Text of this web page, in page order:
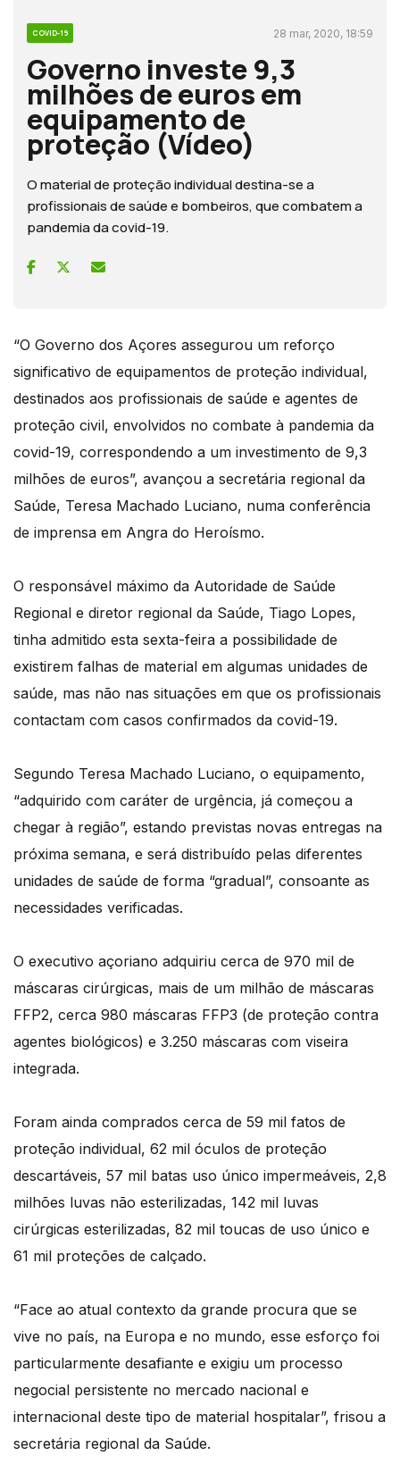
COVID-19 28 mar, 2020, 18:59
Governo investe 9,3
milhões de euros em
equipamento de
proteção (Vídeo)
O material de proteção individual destina-se a
profissionais de saúde e bombeiros, que combatem a
pandemia da covid-19.
“O Governo dos Açores assegurou um reforço
significativo de equipamentos de proteção individual,
destinados aos profissionais de saúde e agentes de
proteção civil, envolvidos no combate à pandemia da
covid-19, correspondendo a um investimento de 9,3
milhões de euros”, avançou a secretária regional da
Saúde, Teresa Machado Luciano, numa conferência
de imprensa em Angra do Heroísmo.
O responsável máximo da Autoridade de Saúde
Regional e diretor regional da Saúde, Tiago Lopes,
tinha admitido esta sexta-feira a possibilidade de
existirem falhas de material em algumas unidades de
saúde, mas não nas situações em que os profissionais
contactam com casos confirmados da covid-19.
Segundo Teresa Machado Luciano, o equipamento,
“adquirido com caráter de urgência, já começou a
chegar à região”, estando previstas novas entregas na
próxima semana, e será distribuído pelas diferentes
unidades de saúde de forma “gradual”, consoante as
necessidades verificadas.
O executivo açoriano adquiriu cerca de 970 mil de
máscaras cirúrgicas, mais de um milhão de máscaras
FFP2, cerca 980 máscaras FFP3 (de proteção contra
agentes biológicos) e 3.250 máscaras com viseira
integrada.
Foram ainda comprados cerca de 59 mil fatos de
proteção individual, 62 mil óculos de proteção
descartáveis, 57 mil batas uso único impermeáveis, 2,8
milhões luvas não esterilizadas, 142 mil luvas
cirúrgicas esterilizadas, 82 mil toucas de uso único e
61 mil proteções de calçado.
“Face ao atual contexto da grande procura que se
vive no país, na Europa e no mundo, esse esforço foi
particularmente desafiante e exigiu um processo
negocial persistente no mercado nacional e
internacional deste tipo de material hospitalar”, frisou a
secretária regional da Saúde.